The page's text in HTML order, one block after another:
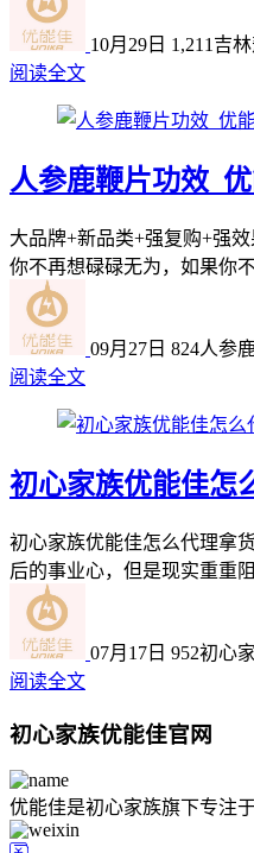
10月29日 1,211 吉
阅读全文
人参鹿鞭片功效_
大品牌+新品类+强复购+强
你不再想碌碌无为，如果你
09月27日 824人参
阅读全文
初心家族优能佳怎
初心家族优能佳怎么代理拿
后的事业心，但是现实重重
07月17日 952初心
阅读全文
初心家族优能佳官网
优能佳是初心家族旗下专注